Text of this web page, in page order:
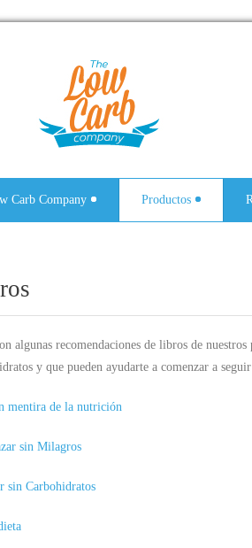
Carb Company Productos
algunas recomendaciones de libros de
y que pueden ayudarte a comenzar a
mentira de la nutrición
sin Milagros
sin Carbohidratos